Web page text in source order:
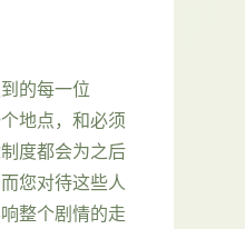
的每一位
地点，和必须
度都会为之后
您对待这些人
整个剧情的走